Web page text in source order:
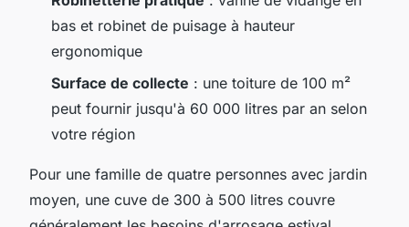
bas et robinet de puisage à hauteur
ergonomique
Surface de collecte : une toiture de 100 m²
peut fournir jusqu'à 60 000 litres par an selon
votre région
Pour une famille de quatre personnes avec jardin
moyen, une cuve de 300 à 500 litres couvre